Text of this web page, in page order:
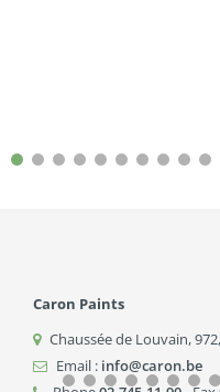
Caron Paints
Chaussée de Louvain, 972,
Email : info@caron.be